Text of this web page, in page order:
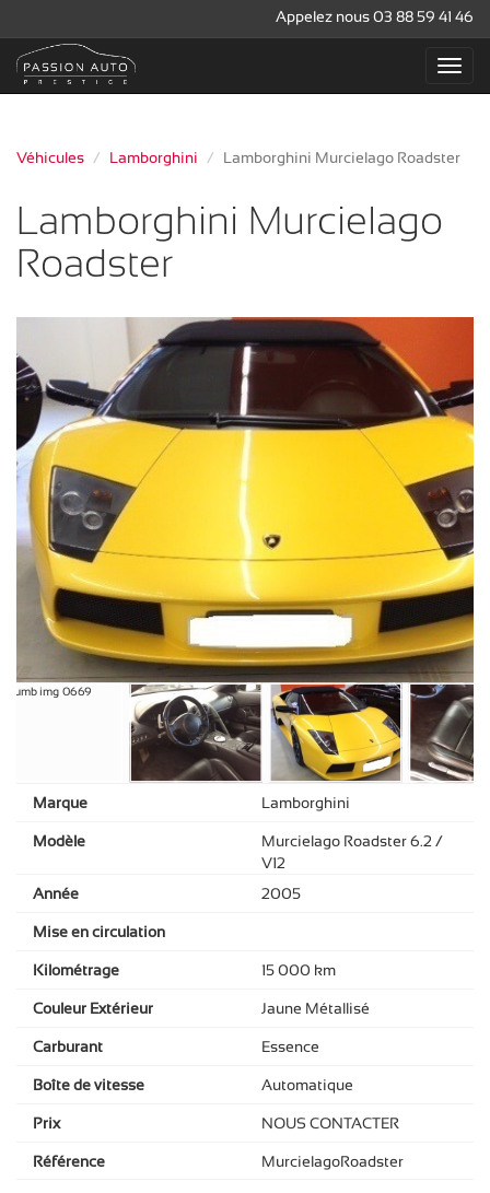
Appelez nous 03 88 59 41 46
Véhicules Lamborghini Lamborghini Murcielago Roadster
Lamborghini Murcielago
Roadster
Marque Lamborghini
Modèle
Murcielago Roadster 6.2 /
V12
Année
2005
Mise en circulation
Kilométrage 15 000 km
Couleur Extérieur Jaune Métallisé
Carburant Essence
Boîte de vitesse Automatique
Prix NOUS CONTACTER
Référence MurcielagoRoadster